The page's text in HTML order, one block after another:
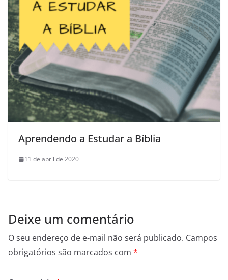
Aprendendo a Estudar a Bíblia
11 de abril de 2020
Deixe um comentário
O seu endereço de e-mail não será publicado. Campos
obrigatórios são marcados com *